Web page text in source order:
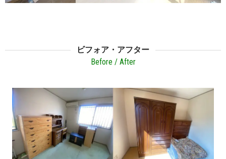
ビフォア・アフター
Before / After